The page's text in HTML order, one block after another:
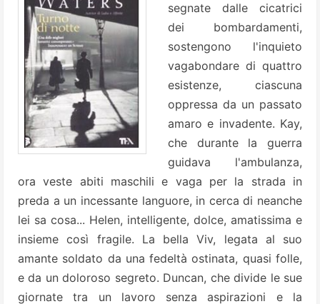
segnate dalle cicatrici
dei bombardamenti,
sostengono l'inquieto
vagabondare di quattro
esistenze, ciascuna
oppressa da un passato
amaro e invadente. Kay,
che durante la guerra
guidava l'ambulanza,
ora veste abiti maschili e vaga per la strada in
preda a un incessante languore, in cerca di neanche
lei sa cosa... Helen, intelligente, dolce, amatissima e
insieme così fragile. La bella Viv, legata al suo
amante soldato da una fedeltà ostinata, quasi folle,
e da un doloroso segreto. Duncan, che divide le sue
giornate tra un lavoro senza aspirazioni e la